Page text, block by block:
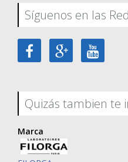
Síguenos en las
Quizás tambien te
Marca